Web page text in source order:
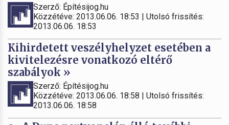
Szerző: Építésijog.hu
Közzétéve: 2013.06.06. 18:53 | Utolsó frissítés:
2013.06.06. 18:53
Kihirdetett veszélyhelyzet esetében a
kivitelezésre vonatkozó eltérő
szabályok »
Szerző: Építésijog.hu
Közzétéve: 2013.06.06. 18:58 | Utolsó frissítés:
2013.06.06. 18:58